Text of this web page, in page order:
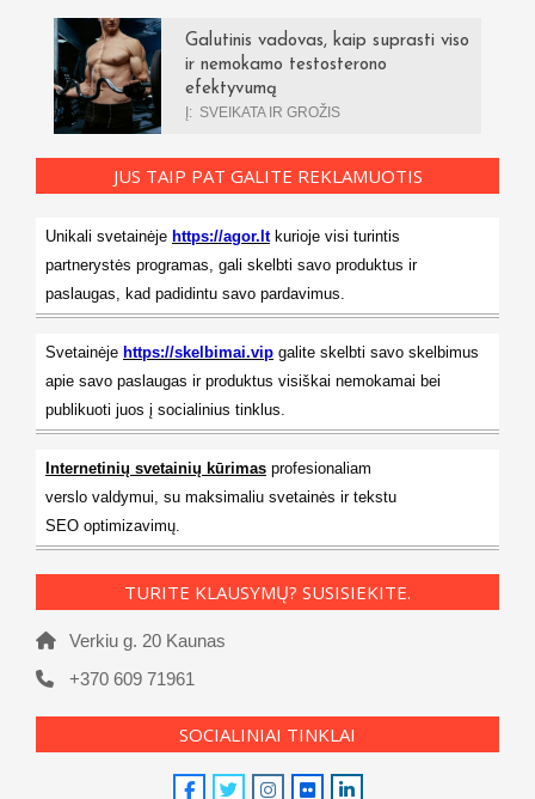
Galutinis vadovas, kaip suprasti viso
ir nemokamo testosterono
efektyvumą
Į: SVEIKATA IR GROŽIS
JUS TAIP PAT GALITE REKLAMUOTIS
Unikali svetainėje https://agor.ltkurioje visi turintis
partnerystės programas, gali skelbti savo produktus ir
paslaugas, kad padidintu savo pardavimus.
Svetainėje https://skelbimai.vip galite skelbti savo skelbimus
apie savo paslaugas ir produktus visiškai nemokamai bei
publikuoti juos į socialinius tinklus.
Internetinių svetainių kūrimas profesionaliam
verslo valdymui, su maksimaliu svetainės ir tekstu
SEO optimizavimų.
TURITE KLAUSYMŲ? SUSISIEKITE.
Verkiu g. 20 Kaunas
+370 609 71961
SOCIALINIAI TINKLAI